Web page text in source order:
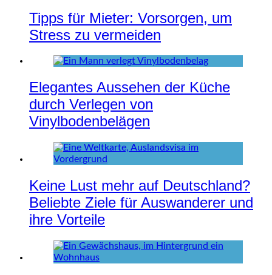
Tipps für Mieter: Vorsorgen, um
Stress zu vermeiden
Elegantes Aussehen der Küche
durch Verlegen von
Vinylbodenbelägen
Keine Lust mehr auf Deutschland?
Beliebte Ziele für Auswanderer und
ihre Vorteile